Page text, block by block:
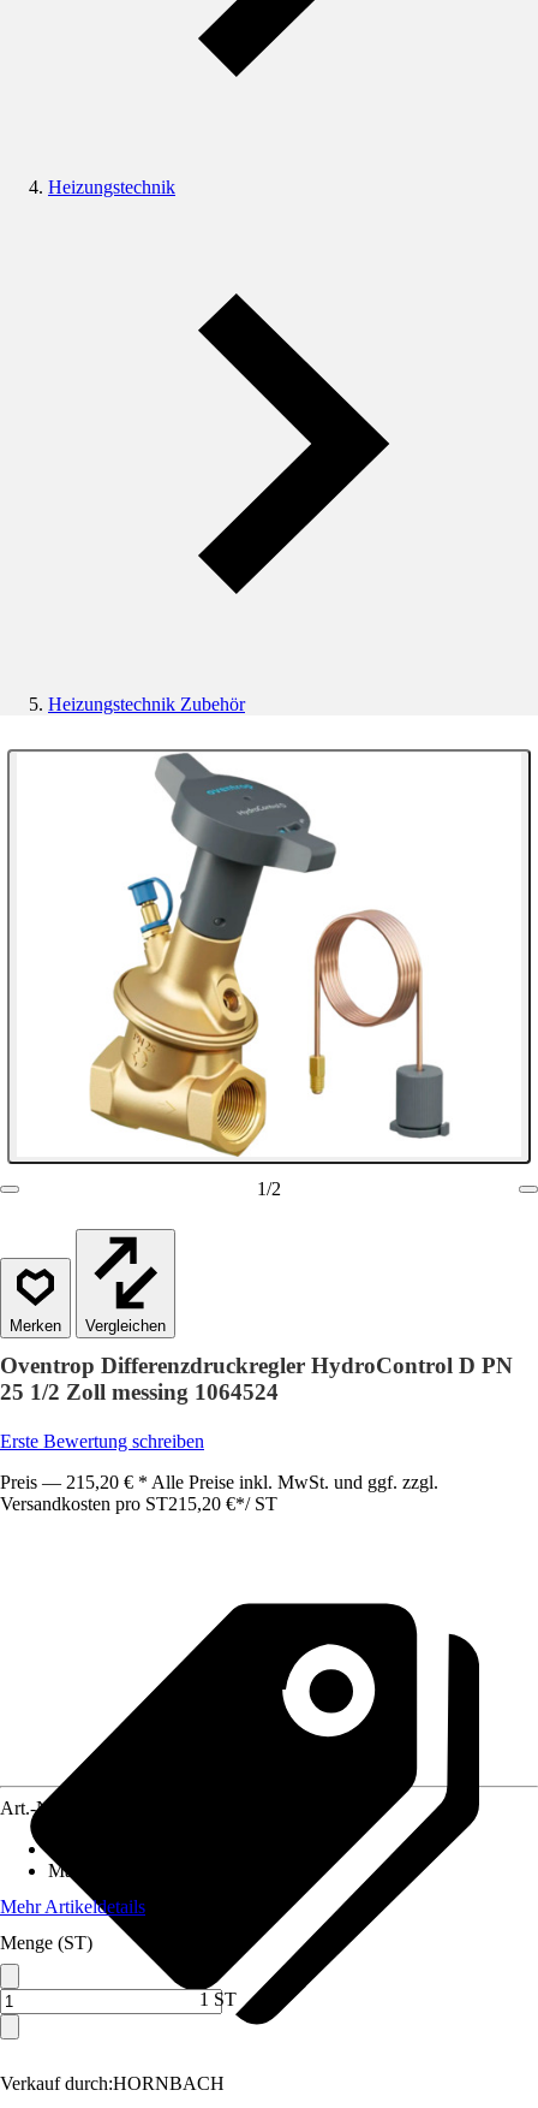
Heizungstechnik
Heizungstechnik Zubehör
1/2
Vergleichen
Oventrop Differenzdruckregler HydroControl D PN
25 1/2 Zoll messing 1064524
Erste Bewertung schreiben
Preis — 215,20 € * Alle Preise inkl. MwSt. und ggf. zzgl.
Versandkosten pro ST215,20 €*/ ST
Verkauf durch:HORNBACH
Art.-Nr.
Material
Mehr Artikeldetails
Menge (ST)
1 ST